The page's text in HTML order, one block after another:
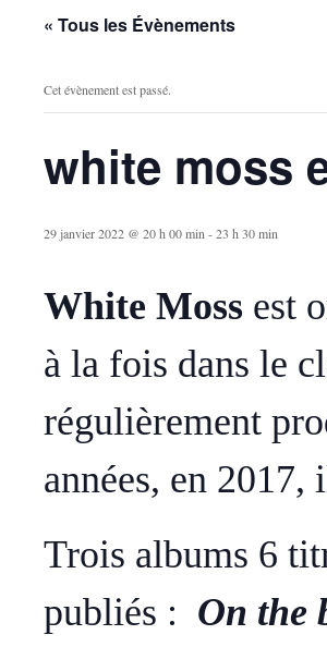
« Tous les Évènements
Cet évènement est passé.
white moss
29 janvier 2022 @ 20 h 00 min -23 h 30 min
White Moss est
à la fois dans le
régulièrement
années, en
Trois albums 6
publiés : On the